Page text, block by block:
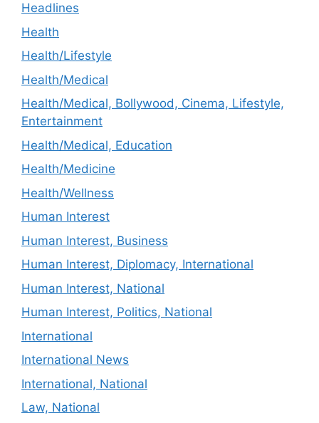
Headlines
Health
Health/Lifestyle
Health/Medical
Health/Medical, Bollywood, Cinema, Lifestyle,
Entertainment
Health/Medical, Education
Health/Medicine
Health/Wellness
Human Interest
Human Interest, Business
Human Interest, Diplomacy, International
Human Interest, National
Human Interest, Politics, National
International
International News
International, National
Law, National